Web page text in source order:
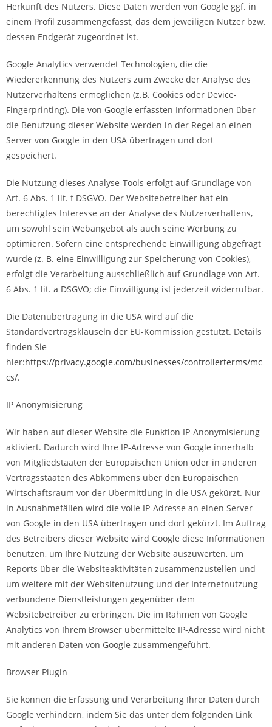
Herkunft des Nutzers. Diese Daten werden von Google ggf. in
einem Profil zusammengefasst, das dem jeweiligen Nutzer bzw.
dessen Endgerät zugeordnet ist.
Google Analytics verwendet Technologien, die die
Wiedererkennung des Nutzers zum Zwecke der Analyse des
Nutzerverhaltens ermöglichen (z.B. Cookies oder Device-
Fingerprinting). Die von Google erfassten Informationen über
die Benutzung dieser Website werden in der Regel an einen
Server von Google in den USA übertragen und dort
gespeichert.
Die Nutzung dieses Analyse-Tools erfolgt auf Grundlage von
Art. 6 Abs. 1 lit. f DSGVO. Der Websitebetreiber hat ein
berechtigtes Interesse an der Analyse des Nutzerverhaltens,
um sowohl sein Webangebot als auch seine Werbung zu
optimieren. Sofern eine entsprechende Einwilligung abgefragt
wurde (z. B. eine Einwilligung zur Speicherung von Cookies),
erfolgt die Verarbeitung ausschließlich auf Grundlage von Art.
6 Abs. 1 lit. a DSGVO; die Einwilligung ist jederzeit widerrufbar.
Die Datenübertragung in die USA wird auf die
Standardvertragsklauseln der EU-Kommission gestützt. Details
finden Sie
hier:https://privacy.google.com/businesses/controllerterms/mc
cs/.
IP Anonymisierung
Wir haben auf dieser Website die Funktion IP-Anonymisierung
aktiviert. Dadurch wird Ihre IP-Adresse von Google innerhalb
von Mitgliedstaaten der Europäischen Union oder in anderen
Vertragsstaaten des Abkommens über den Europäischen
Wirtschaftsraum vor der Übermittlung in die USA gekürzt. Nur
in Ausnahmefällen wird die volle IP-Adresse an einen Server
von Google in den USA übertragen und dort gekürzt. Im Auftrag
des Betreibers dieser Website wird Google diese Informationen
benutzen, um Ihre Nutzung der Website auszuwerten, um
Reports über die Websiteaktivitäten zusammenzustellen und
um weitere mit der Websitenutzung und der Internetnutzung
verbundene Dienstleistungen gegenüber dem
Websitebetreiber zu erbringen. Die im Rahmen von Google
Analytics von Ihrem Browser übermittelte IP-Adresse wird nicht
mit anderen Daten von Google zusammengeführt.
Browser Plugin
Sie können die Erfassung und Verarbeitung Ihrer Daten durch
Google verhindern, indem Sie das unter dem folgenden Link